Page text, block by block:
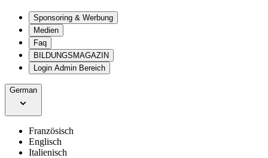
Sponsoring & Werbung
Medien
Faq
BILDUNGSMAGAZIN
Login Admin Bereich
German
Französisch
Englisch
Italienisch